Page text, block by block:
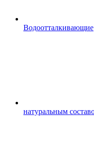
Водоотталкивающие
натуральным